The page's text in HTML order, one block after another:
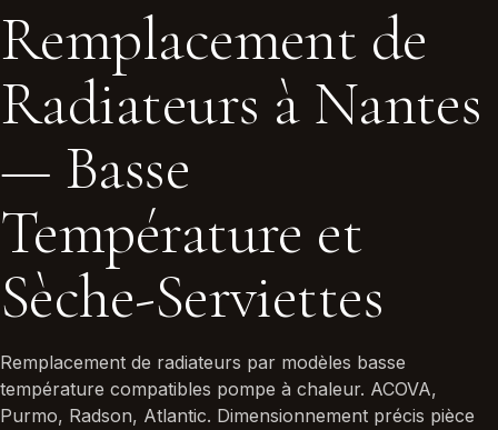
Remplacement de
Radiateurs à Nantes
— Basse
Température et
Sèche-Serviettes
Remplacement de radiateurs par modèles basse
température compatibles pompe à chaleur. ACOVA,
Purmo, Radson, Atlantic. Dimensionnement précis pièce